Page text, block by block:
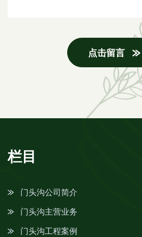
点击留言
栏目
门头沟公司简介
门头沟主营业务
门头沟工程案例